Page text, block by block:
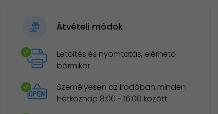
Átvételi módok
Letöltés és nyomtatás, elérhető
bármikor
Személyesen az irodában minden
hétköznap 8:00 - 16:00 között